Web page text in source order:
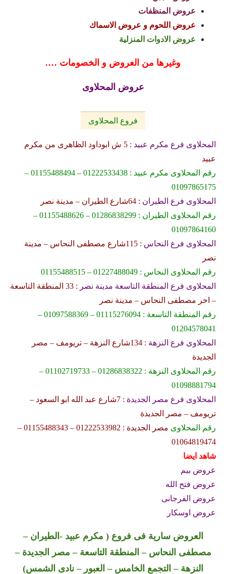
عروض المنظفات
عروض اللحوم و عروض الاسماك
عروض الادوات المنزلية
وغيرها من العروض و الخصومات ….
عروض المحلاوى
فروع المحلاوى
المحلاوى فرع مكرم عبيد
: 5 ش ابوداود الظاهرى من مكرم
عبيد
رقم المحلاوى مكرم عبيد : 01222533438 – 01155488494 –
01097865175
المحلاوى فرع الطيران : 64شارع الطيران – مدينة نصر
رقم المحلاوى الطيران : 01286838299 – 01155488626 –
01097864160
المحلاوى فرع النحاس
: 115شارع مصطفى النحاس – مدينة
نصر
رقم المحلاوى النحاس : 01227488049 – 01155488515
المحلاوى فرع المنطقة التاسعة مدينة نصر
: 33 المنطقة التاسعة
– اخر مصطفى النحاس – مدينة نصر
رقم المنطقة التاسعة : 01115276094 – 01097588369 –
01204578041
المحلاوى فرع النزهة
: 134شارع النزهة – تريومف – مصر
الجديدة
رقم المحلاوى النزهة : 01286838322 – 01102719733 –
01098881794
المحلاوى فرع مصر الجديدة
: 7شارع عبد الله ابو السعود –
تريومف – مصر الجديدة
رقم المحلاوى
مصر الجديدة : 01222533982 – 01155488343 –
01064819474
شاهد ايضا
عروض بيم
عروض فتح الله
عروض الفرجانى
عروض اوسكار
العروض سارية فى فروع ( مكرم عبيد -الطيران –
مصطفى النحاس – المنطقة التاسعة – مصر الجديدة –
النزهة – التجمع الخامس – العبور – نادى الشمس)